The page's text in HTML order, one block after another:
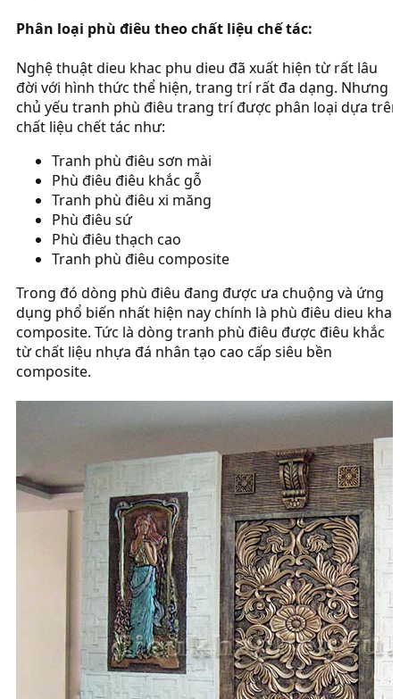
Phân loại phù điêu theo chất liệu chế tác:
Nghệ thuật dieu khac phu dieu đã xuất hiện từ rất lâu
đời với hình thức thể hiện, trang trí rất đa dạng. Nhưng
chủ yếu tranh phù điêu trang trí được phân loại dựa trên
chất liệu chết tác như:
Tranh phù điêu sơn mài
Phù điêu điêu khắc gỗ
Tranh phù điêu xi măng
Phù điêu sứ
Phù điêu thạch cao
Tranh phù điêu composite
Trong đó dòng phù điêu đang được ưa chuộng và ứng
dụng phổ biến nhất hiện nay chính là phù điêu dieu khac
composite. Tức là dòng tranh phù điêu được điêu khắc
từ chất liệu nhựa đá nhân tạo cao cấp siêu bền
composite.